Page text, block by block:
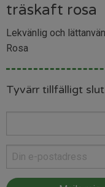
träskaft rosa
Lekvänlig och
Rosa
Tyvärr tillfälligt